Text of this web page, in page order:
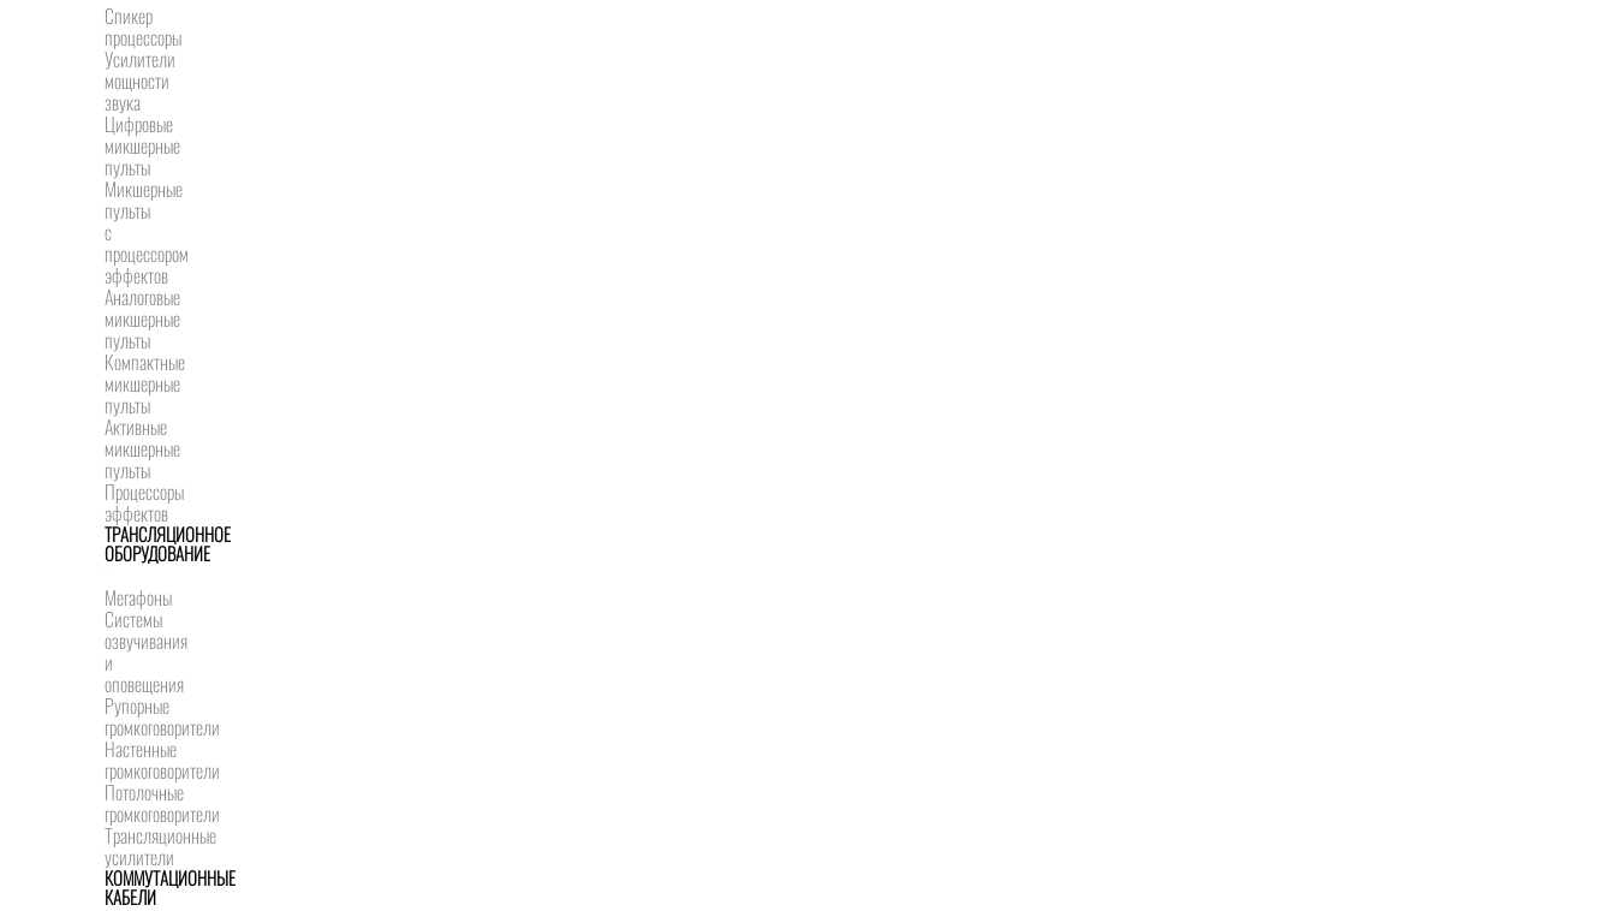
Спикер
процессоры
Усилители
мощности
звука
Цифровые
микшерные
пульты
Микшерные
пульты
с
процессором
эффектов
Аналоговые
микшерные
пульты
Компактные
микшерные
пульты
Активные
микшерные
пульты
Процессоры
эффектов
ТРАНСЛЯЦИОННОЕ
ОБОРУДОВАНИЕ
Мегафоны
Системы
озвучивания
и
оповещения
Рупорные
громкоговорители
Настенные
громкоговорители
Потолочные
громкоговорители
Трансляционные
усилители
КОММУТАЦИОННЫЕ
КАБЕЛИ